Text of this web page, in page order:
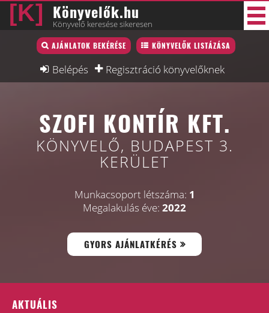
Könyvelők.hu
Könyvelő keresése sikeresen
AJÁNLATOK BEKÉRÉSE KÖNYVELŐK LISTÁZÁSA
Belépés Regisztráció könyvelőknek
Könyvelő lista
Könyvelési munkák
SZOFI KONTÍR KFT.
KÖNYVELŐ, BUDAPEST 3.
KERÜLET
Munkacsoport létszáma: 1
Megalakulás éve: 2022
GYORS AJÁNLATKÉRÉS
AKTUÁLIS